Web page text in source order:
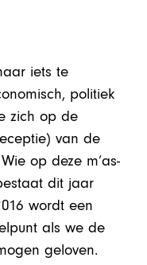
iets te
politiek
zich op de
van de
op deze m’as-
dit jaar
wordt een
als we de
geloven.